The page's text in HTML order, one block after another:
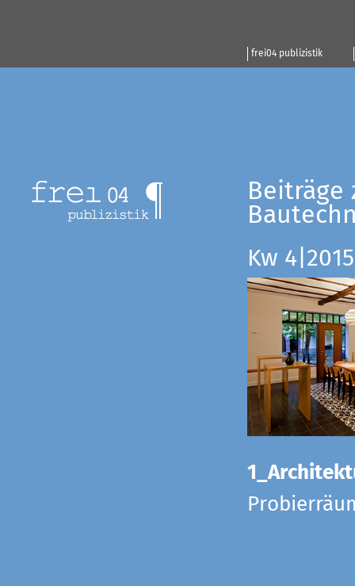
frei04 publizistik
Beiträge
Kw